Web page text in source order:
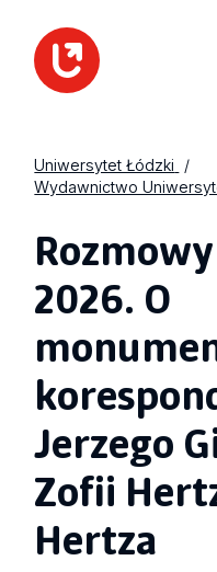
Uniwersytet Łódzki
Wydawnictwo
2026. O
Jerzego
Zofii
Hertza